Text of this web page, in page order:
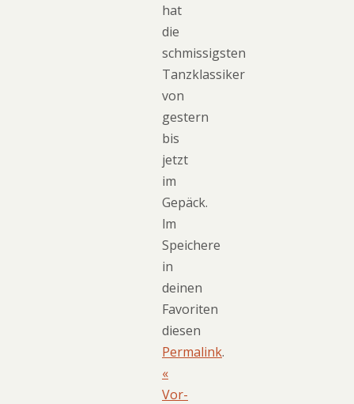
hat
die
schmissigsten
Tanzklassiker
von
gestern
bis
jetzt
im
Gepäck.
lm
Speichere
in
deinen
Favoriten
diesen
Permalink.
«
Vor-